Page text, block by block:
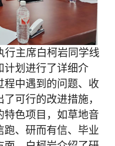
行主席白柯岩同学线
计划进行了详细介
程中遇到的问题、收
可行的改进措施，
特色项目，如草地音
跑、研而有信、毕业